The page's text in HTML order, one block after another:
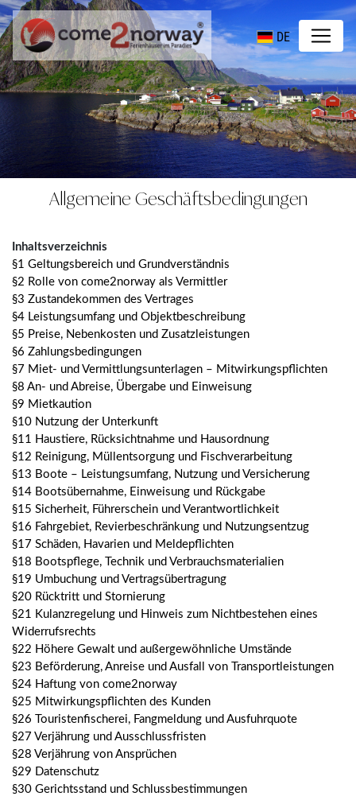
DE
Allgemeine Geschäftsbedingungen
Inhaltsverzeichnis
§1 Geltungsbereich und Grundverständnis
§2 Rolle von come2norway als Vermittler
§3 Zustandekommen des Vertrages
§4 Leistungsumfang und Objektbeschreibung
§5 Preise, Nebenkosten und Zusatzleistungen
§6 Zahlungsbedingungen
§7 Miet- und Vermittlungsunterlagen – Mitwirkungspflichten
§8 An- und Abreise, Übergabe und Einweisung
§9 Mietkaution
§10 Nutzung der Unterkunft
§11 Haustiere, Rücksichtnahme und Hausordnung
§12 Reinigung, Müllentsorgung und Fischverarbeitung
§13 Boote – Leistungsumfang, Nutzung und Versicherung
§14 Bootsübernahme, Einweisung und Rückgabe
§15 Sicherheit, Führerschein und Verantwortlichkeit
§16 Fahrgebiet, Revierbeschränkung und Nutzungsentzug
§17 Schäden, Havarien und Meldepflichten
§18 Bootspflege, Technik und Verbrauchsmaterialien
§19 Umbuchung und Vertragsübertragung
§20 Rücktritt und Stornierung
§21 Kulanzregelung und Hinweis zum Nichtbestehen eines
Widerrufsrechts
§22 Höhere Gewalt und außergewöhnliche Umstände
§23 Beförderung, Anreise und Ausfall von Transportleistungen
§24 Haftung von come2norway
§25 Mitwirkungspflichten des Kunden
§26 Touristenfischerei, Fangmeldung und Ausfuhrquote
§27 Verjährung und Ausschlussfristen
§28 Verjährung von Ansprüchen
§29 Datenschutz
§30 Gerichtsstand und Schlussbestimmungen